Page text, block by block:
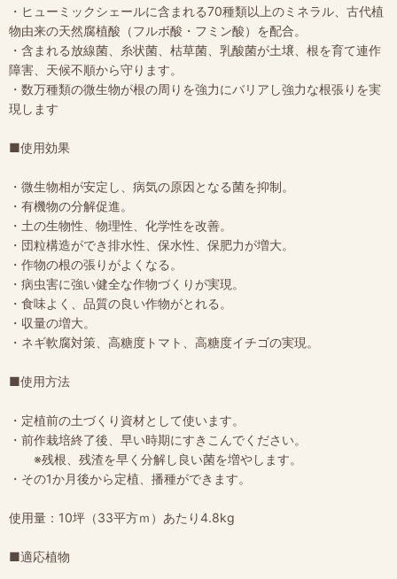
・ヒューミックシェールに含まれる70種類以上のミネラル、古代植
物由来の天然腐植酸（フルボ酸・フミン酸）を配合。
・含まれる放線菌、糸状菌、枯草菌、乳酸菌が土壌、根を育て連作
障害、天候不順から守ります。
・数万種類の微生物が根の周りを強力にバリアし強力な根張りを実
現します
■使用効果
・微生物相が安定し、病気の原因となる菌を抑制。
・有機物の分解促進。
・土の生物性、物理性、化学性を改善。
・団粒構造ができ排水性、保水性、保肥力が増大。
・作物の根の張りがよくなる。
・病虫害に強い健全な作物づくりが実現。
・食味よく、品質の良い作物がとれる。
・収量の増大。
・ネギ軟腐対策、高糖度トマト、高糖度イチゴの実現。
■使用方法
・定植前の土づくり資材として使います。
・前作栽培終了後、早い時期にすきこんでください。
※残根、残渣を早く分解し良い菌を増やします。
・その1か月後から定植、播種ができます。
使用量：10坪（33平方ｍ）あたり4.8kg
■適応植物